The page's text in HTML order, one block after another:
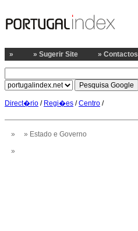
» » Sugerir Site » Contactos
Direct�rio / Regi�es /Centro /
» » Estado e Governo
»